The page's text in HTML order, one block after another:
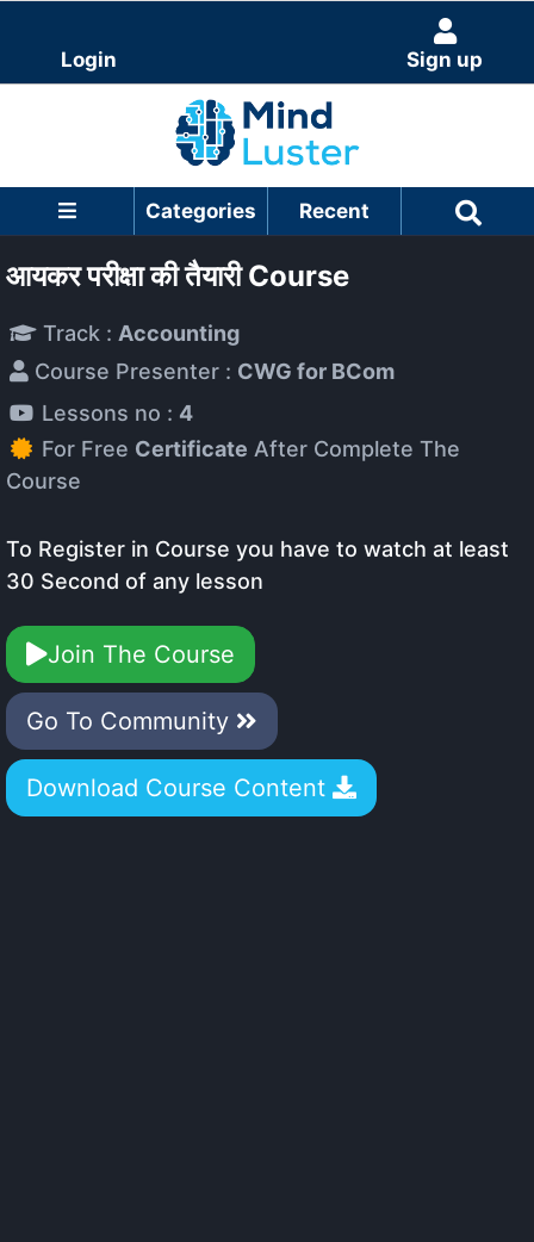
Login Sign up
Categories Recent
आयकर परीक्षा की तैयारी Course
Track : Accounting
Course Presenter : CWG for BCom
Lessons no : 4
For Free Certificate After Complete The
Course
To Register in Course you have to watch at least
30 Second of any lesson
Join The Course
Go To Community
Download Course Content